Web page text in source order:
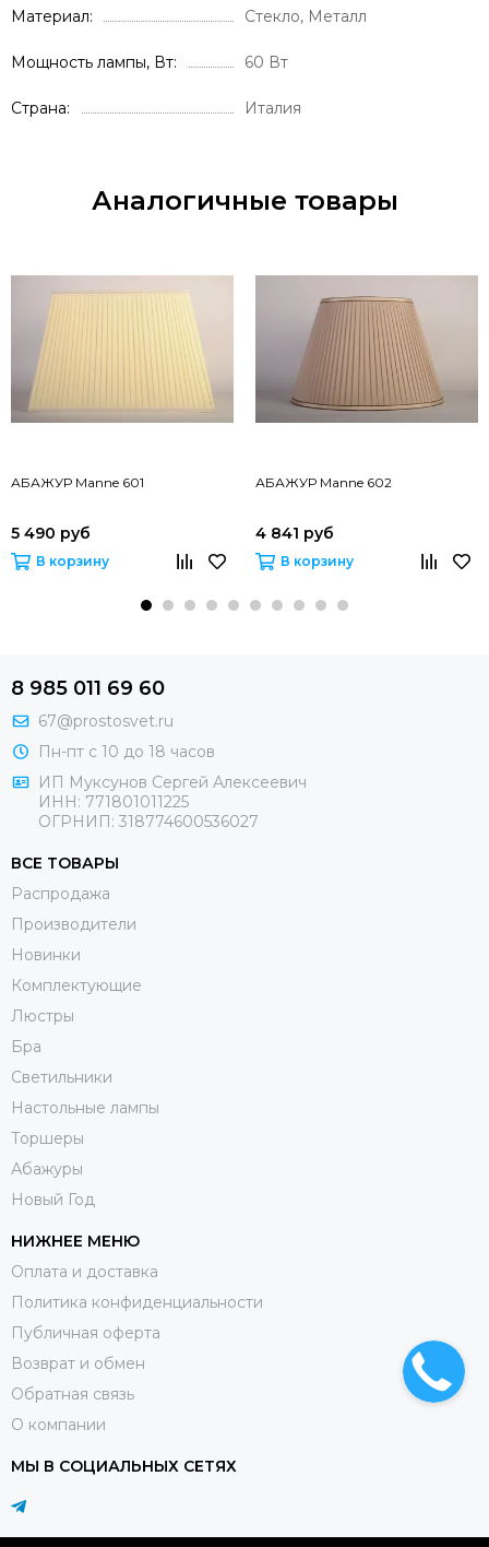
Материал Стекло, Металл
Мощность лампы, Вт 60 Вт
Страна Италия
Аналогичные товары
АБАЖУР Manne 601
5 490 руб
В корзину
АБАЖУР Manne 602
4 841 руб
В корзину
8 985 011 69 60
67@prostosvet.ru
Пн-пт с 10 до 18 часов
ИП Муксунов Сергей Алексеевич
ИНН: 771801011225
ОГРНИП: 318774600536027
ВСЕ ТОВАРЫ
Распродажа
Производители
Новинки
Комплектующие
Люстры
Бра
Светильники
Настольные лампы
Торшеры
Абажуры
Новый Год
НИЖНЕЕ МЕНЮ
Оплата и доставка
Политика конфиденциальности
Публичная оферта
Возврат и обмен
Обратная связь
О компании
МЫ В СОЦИАЛЬНЫХ СЕТЯХ